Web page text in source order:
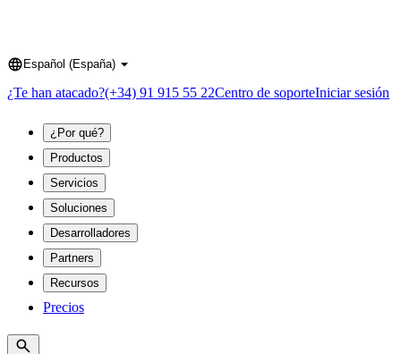
Language
Español (España)
¿Te han atacado?(+34) 91 915 55 22Centro de soporteIniciar sesión
¿Por qué?
Productos
Servicios
Soluciones
Desarrolladores
Partners
Recursos
Precios